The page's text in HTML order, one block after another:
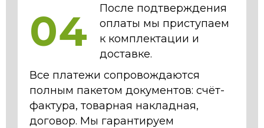
04
После подтверждения
оплаты мы приступаем
к комплектации и
доставке.
Все платежи сопровождаются
полным пакетом документов: счёт-
фактура, товарная накладная,
договор. Мы гарантируем